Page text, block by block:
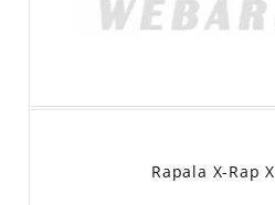
Rapala X-Rap